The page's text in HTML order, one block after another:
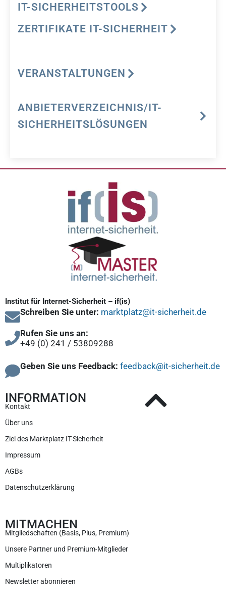
IT-SICHERHEITSTOOLS
ZERTIFIKATE IT-SICHERHEIT
VERANSTALTUNGEN
ANBIETERVERZEICHNIS/IT-
SICHERHEITSLÖSUNGEN
Institut für Internet-Sicherheit – if(is)
Schreiben Sie unter: marktplatz@it-sicherheit.de
Rufen Sie uns an:
+49 (0) 241 / 53809288
Geben Sie uns Feedback: feedback@it-sicherheit.de
INFORMATION
Kontakt
Über uns
Ziel des Marktplatz IT-Sicherheit
Impressum
AGBs
Datenschutzerklärung
MITMACHEN
Mitgliedschaften (Basis, Plus, Premium)
Unsere Partner und Premium-Mitglieder
Multiplikatoren
Newsletter abonnieren